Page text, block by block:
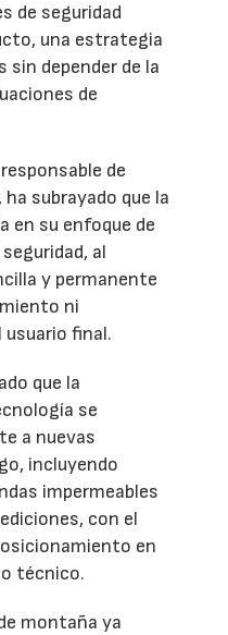
de seguridad
una estrategia
sin depender de la
de
de
subrayado que la
en su enfoque de
al
y permanente
ni
final.
que la
se
a nuevas
incluyendo
impermeables
con el
en
técnico.
montaña ya